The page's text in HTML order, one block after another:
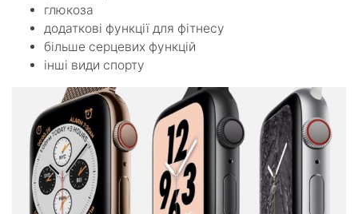
глюкоза
додаткові функції для фітнесу
більше серцевих функцій
інші види спорту